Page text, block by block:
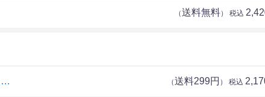
（送料無料） 税込
【1点限り！令和お試し価格】P&G h&s エイチアンドエス 5in1 コンデイショナー つめかえ 超特大サイズ 1750g （送料299円 ） 税込